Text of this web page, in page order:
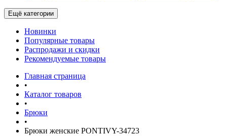
Ещё категории
Новинки
Популярные товары
Распродажи и скидки
Рекомендуемые товары
Главная страница
•
Каталог товаров
•
Брюки
•
Брюки женские PONTIVY-34723